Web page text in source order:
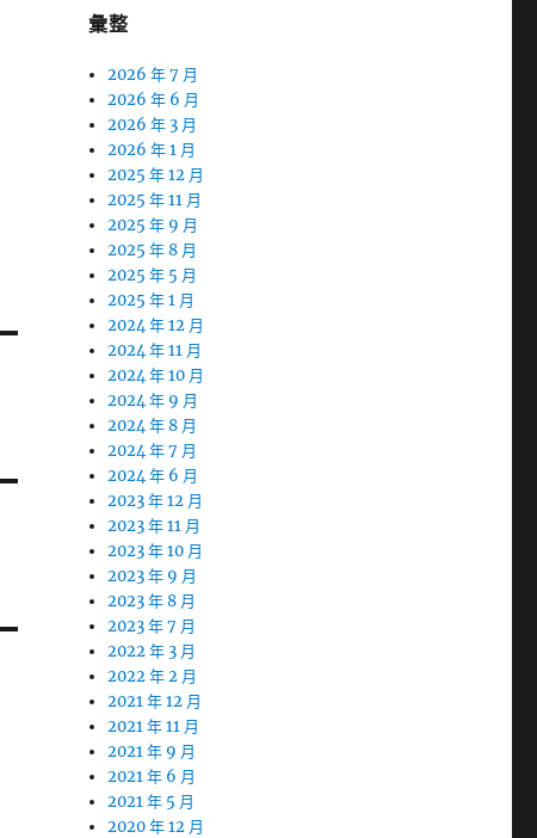
彙整
2026 年 7 月
2026 年 6 月
2026 年 3 月
2026 年 1 月
2025 年 12 月
2025 年 11 月
2025 年 9 月
2025 年 8 月
2025 年 5 月
2025 年 1 月
2024 年 12 月
2024 年 11 月
2024 年 10 月
2024 年 9 月
2024 年 8 月
2024 年 7 月
2024 年 6 月
2023 年 12 月
2023 年 11 月
2023 年 10 月
2023 年 9 月
2023 年 8 月
2023 年 7 月
2022 年 3 月
2022 年 2 月
2021 年 12 月
2021 年 11 月
2021 年 9 月
2021 年 6 月
2021 年 5 月
2020 年 12 月